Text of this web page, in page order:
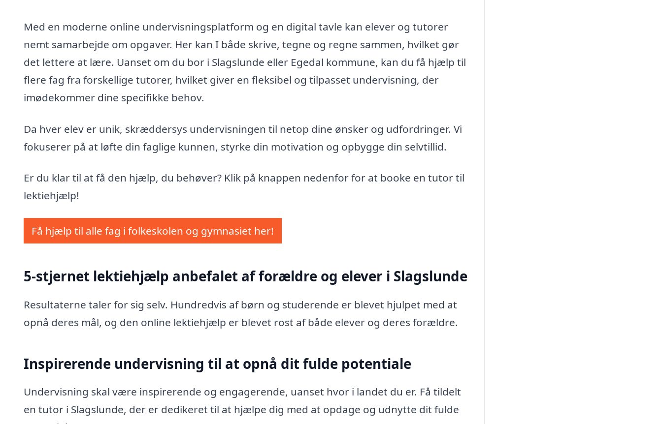
Med en moderne online undervisningsplatform og en digital tavle kan elever og tutorer
nemt samarbejde om opgaver. Her kan I både skrive, tegne og regne sammen, hvilket gør
det lettere at lære. Uanset om du bor i Slagslunde eller Egedal kommune, kan du få hjælp til
flere fag fra forskellige tutorer, hvilket giver en fleksibel og tilpasset undervisning, der
imødekommer dine specifikke behov.
Da hver elev er unik, skræddersys undervisningen til netop dine ønsker og udfordringer. Vi
fokuserer på at løfte din faglige kunnen, styrke din motivation og opbygge din selvtillid.
Er du klar til at få den hjælp, du behøver? Klik på knappen nedenfor for at booke en tutor til
lektiehjælp!
Få hjælp til alle fag i folkeskolen og gymnasiet her!
5-stjernet lektiehjælp anbefalet af forældre og elever i Slagslunde
Resultaterne taler for sig selv. Hundredvis af børn og studerende er blevet hjulpet med at
opnå deres mål, og den online lektiehjælp er blevet rost af både elever og deres forældre.
Inspirerende undervisning til at opnå dit fulde potentiale
Undervisning skal være inspirerende og engagerende, uanset hvor i landet du er. Få tildelt
en tutor i Slagslunde, der er dedikeret til at hjælpe dig med at opdage og udnytte dit fulde